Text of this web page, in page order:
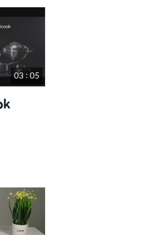
03 : 05